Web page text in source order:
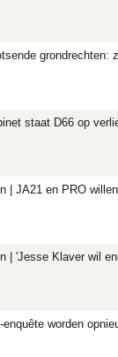
grondrechten:
staat D66 op
| JA21 en PRO
| 'Jesse Klaver wil
worden